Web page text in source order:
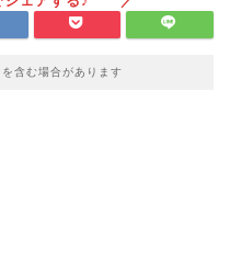
含む場合があります